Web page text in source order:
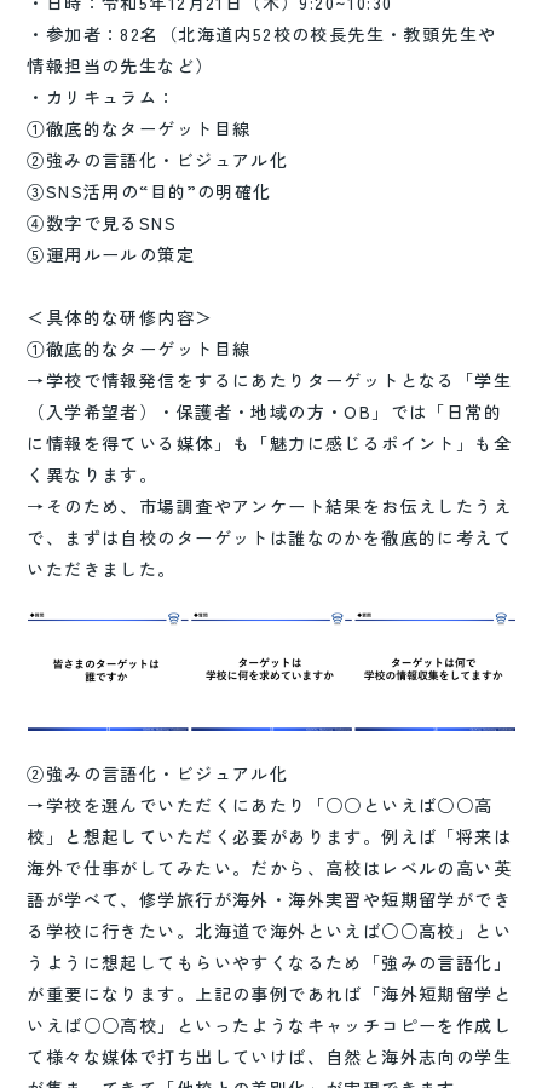
・参加者：82名（北海道内52校の校長先生・教頭先生や
情報担当の先生など）
・カリキュラム：
①徹底的なターゲット目線
②強みの言語化・ビジュアル化
③SNS活用の“目的”の明確化
④数字で見るSNS
⑤運用ルールの策定
＜具体的な研修内容＞
①徹底的なターゲット目線
→学校で情報発信をするにあたりターゲットとなる「学生
（入学希望者）・保護者・地域の方・OB」では「日常的
に情報を得ている媒体」も「魅力に感じるポイント」も全
く異なります。
→そのため、市場調査やアンケート結果をお伝えしたうえ
で、まずは自校のターゲットは誰なのかを徹底的に考えて
いただきました。
②強みの言語化・ビジュアル化
→学校を選んでいただくにあたり「○○といえば○○高
校」と想起していただく必要があります。例えば「将来は
海外で仕事がしてみたい。だから、高校はレベルの高い英
語が学べて、修学旅行が海外・海外実習や短期留学ができ
る学校に行きたい。北海道で海外といえば○○高校」とい
うように想起してもらいやすくなるため「強みの言語化」
が重要になります。上記の事例であれば「海外短期留学と
いえば○○高校」といったようなキャッチコピーを作成し
て様々な媒体で打ち出していけば、自然と海外志向の学生